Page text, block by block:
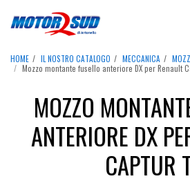
HOME IL NOSTRO CATALOGO MECCANICA
Mozzo montante fusello anteriore DX per Renault
MOZZO
ANTERIORE DX
CAPTUR